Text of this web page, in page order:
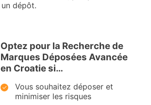
un dépôt.
Optez pour la Recherche de
Marques Déposées Avancée
en Croatie si…
Vous souhaitez déposer et
minimiser les risques